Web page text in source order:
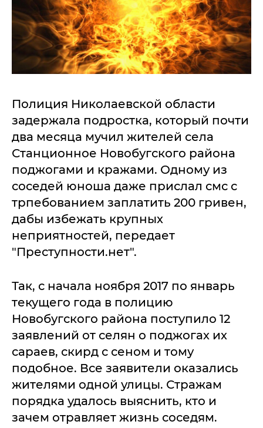
Полиция Николаевской области
задержала подростка, который почти
два месяца мучил жителей села
Станционное Новобугского района
поджогами и кражами. Одному из
соседей юноша даже прислал смс с
трпебованием заплатить 200 гривен,
дабы избежать крупных
неприятностей, передает
"Преступности.нет".
Так, с начала ноября 2017 по январь
текущего года в полицию
Новобугского района поступило 12
заявлений от селян о поджогах их
сараев, скирд с сеном и тому
подобное. Все заявители оказались
жителями одной улицы. Стражам
порядка удалось выяснить, кто и
зачем отравляет жизнь соседям.